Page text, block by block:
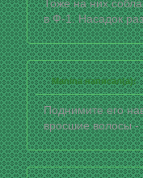
Тоже на них
в Ф-1. Насадок
Manina написал(а):
Поднимите его
вросшие волосы -